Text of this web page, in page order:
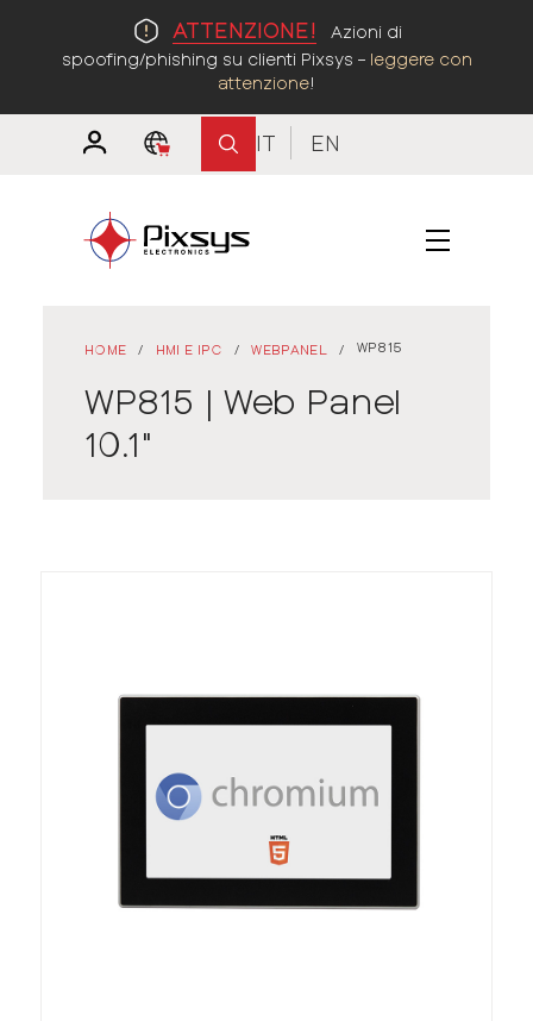
ATTENZIONE!
Azioni di
spoofing/phishing su clienti Pixsys – leggere con
attenzione!
IT EN
HOME / HMI E IPC / WEBPANEL / WP815
WP815 | Web Panel
10.1"